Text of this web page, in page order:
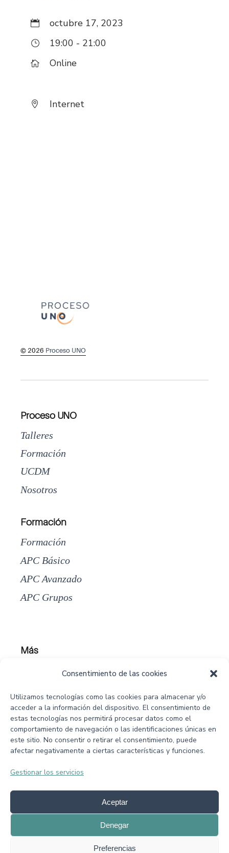
Consentimiento de las cookies
Utilizamos tecnologías como las cookies para almacenar y/o
acceder a la información del dispositivo. El consentimiento de
estas tecnologías nos permitirá procesar datos como el
comportamiento de navegación o las identificaciones únicas en
este sitio. No consentir o retirar el consentimiento, puede
afectar negativamente a ciertas características y funciones.
Gestionar los servicios
Aceptar
Denegar
Preferencias
octubre 17, 2023
19:00 - 21:00
Online
Internet
© 2026 Proceso UNO
Proceso UNO
Talleres
Formación
UCDM
Nosotros
Formación
Formación
APC Básico
APC Avanzado
APC Grupos
Más
Preguntas frecuentes
Biblioteca de contenidos
Política de PrivacidadyPolítica de Cookies
Contacto
Formulario
infoprocesouno@gmail.com